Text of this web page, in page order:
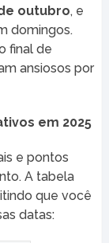
outubro, e
domingos.
final de
ansiosos por
em 2025
e pontos
A tabela
que você
datas: